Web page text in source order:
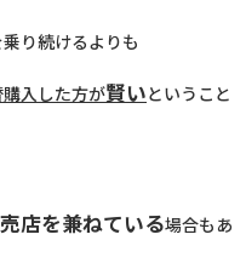
り続けるよりも
入した方が賢いということ
店を兼ねている場合もあ